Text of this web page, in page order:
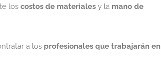
los costos de materiales y la mano de
a los profesionales que trabajarán en